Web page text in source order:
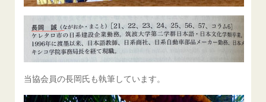
当協会員の長岡氏も執筆しています。